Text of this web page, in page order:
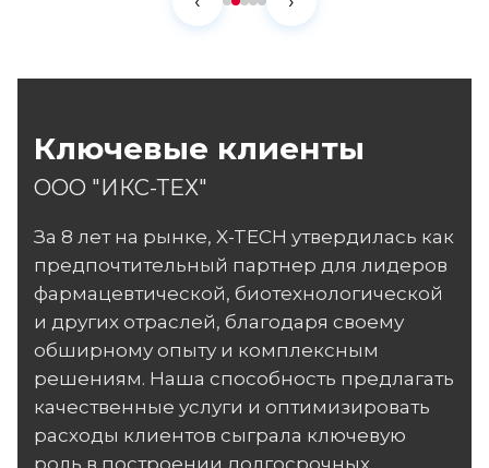
Ключевые клиенты
ООО "ИКС-ТЕХ"
За 8 лет на рынке, X-TECH утвердилась как
предпочтительный партнер для лидеров
фармацевтической, биотехнологической
и других отраслей, благодаря своему
обширному опыту и комплексным
решениям. Наша способность предлагать
качественные услуги и оптимизировать
расходы клиентов сыграла ключевую